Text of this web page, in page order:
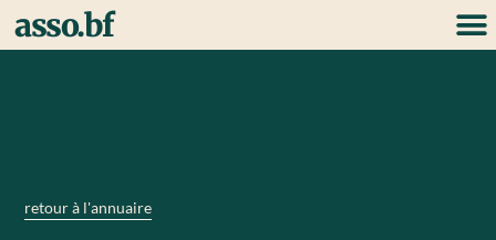
asso.bf
retour à l'annuaire